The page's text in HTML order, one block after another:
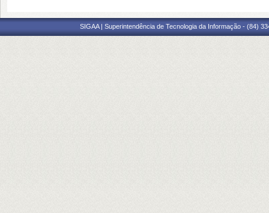
SIGAA | Superintendência de Tecnologia da Informação - (84)